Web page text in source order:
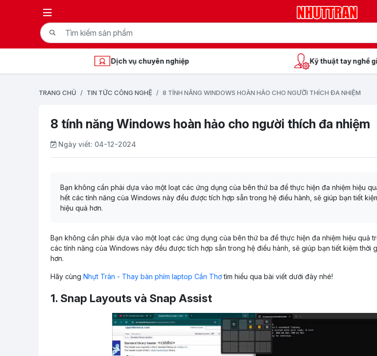
Dịch vụ chuyên nghiệp Kỹ thuật tay nghề giỏi
TRANG CHỦ TIN TỨC CÔNG NGHỆ 8 TÍNH NĂNG WINDOWS HOÀN HẢO CHO NGƯỜI THÍCH ĐA NHIỆM
8 tính năng Windows hoàn hảo cho người thích đa nhiệm
Ngày viết: 04-12-2024
Bạn không cần phải dựa vào một loạt các ứng dụng của bên thứ ba để thực hiện đa nhiệm hiệu
hết các tính năng của Windows này đều được tích hợp sẵn trong hệ điều hành, sẽ giúp bạn tiết
hiệu quả hơn.
Bạn không cần phải dựa vào một loạt các ứng dụng của bên thứ ba để thực hiện đa nhiệm hiệu quả
các tính năng của Windows này đều được tích hợp sẵn trong hệ điều hành, sẽ giúp bạn tiết kiệm thời
hơn.
Hãy cùng Nhựt Trân - Thay bàn phím laptop Cần Thơtìm hiểu qua bài viết dưới đây nhé!
1. Snap Layouts và Snap Assist